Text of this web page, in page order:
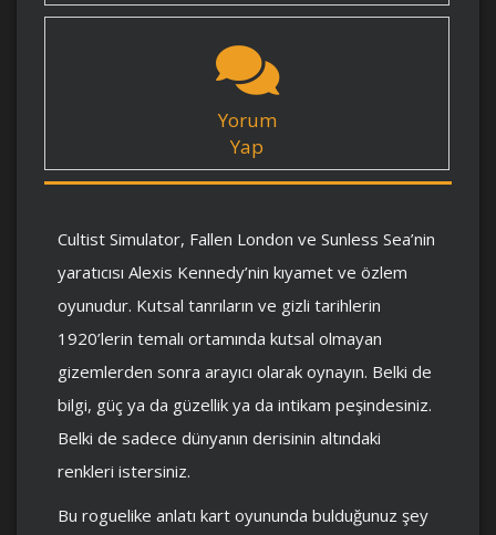
Yorum
Yap
Cultist Simulator, Fallen London ve Sunless Sea’nin
yaratıcısı Alexis Kennedy’nin kıyamet ve özlem
oyunudur. Kutsal tanrıların ve gizli tarihlerin
1920’lerin temalı ortamında kutsal olmayan
gizemlerden sonra arayıcı olarak oynayın. Belki de
bilgi, güç ya da güzellik ya da intikam peşindesiniz.
Belki de sadece dünyanın derisinin altındaki
renkleri istersiniz.
Bu roguelike anlatı kart oyununda bulduğunuz şey